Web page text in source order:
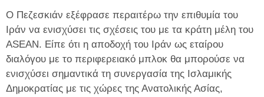
Ο Πεζεσκιάν εξέφρασε περαιτέρω την επιθυμία του
Ιράν να ενισχύσει τις σχέσεις του με τα κράτη μέλη του
ASEAN. Είπε ότι η αποδοχή του Ιράν ως εταίρου
διαλόγου με το περιφερειακό μπλοκ θα μπορούσε να
ενισχύσει σημαντικά τη συνεργασία της Ισλαμικής
Δημοκρατίας με τις χώρες της Ανατολικής Ασίας,